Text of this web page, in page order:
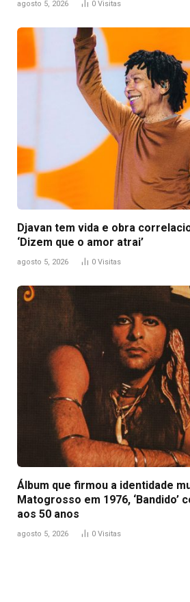
agosto 5, 2026 0 Visitas
Djavan tem vida e obra
‘Dizem que o amor atrai’
agosto 5, 2026 0 Visitas
Álbum que firmou a identidade
Matogrosso em 1976, ‘Bandido’
aos 50 anos
agosto 5, 2026 0 Visitas